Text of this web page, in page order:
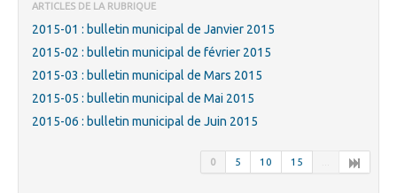
ARTICLES DE LA RUBRIQUE
2015-01 : bulletin municipal de Janvier 2015
2015-02 : bulletin municipal de février 2015
2015-03 : bulletin municipal de Mars 2015
2015-05 : bulletin municipal de Mai 2015
2015-06 : bulletin municipal de Juin 2015
0 5 10 15